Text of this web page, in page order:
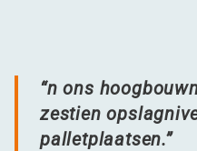
“n ons
zestien
palletplaatsen.”